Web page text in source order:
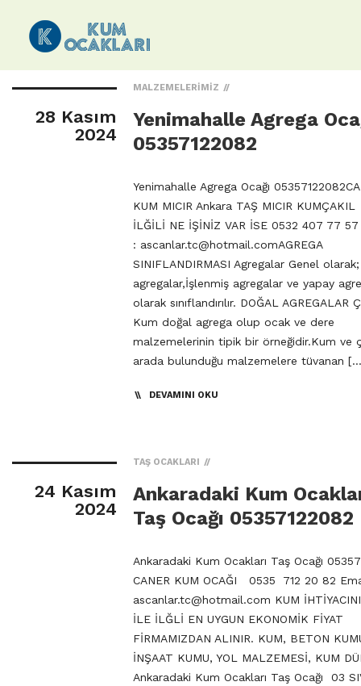
28 Kasım
2024
MALZEMELERIMIZ
Yenimahalle Agrega
05357122082
Yenimahalle Agrega Ocağı
KUM MICIR Ankara TAŞ MICIR
İLĞİLİ NE İŞİNİZ VAR İSE 0532 407 77
: ascanlar.tc@hotmail.comAGREGA
SINIFLANDIRMASI Agregalar Genel
agregalar,İşlenmiş agregalar ve yapay
olarak sınıflandırılır. DOĞAL AGREGALAR
Kum doğal agrega olup ocak ve dere
malzemelerinin tipik bir örneğidir.Kum ve
arada bulunduğu malzemelere tüvanan
DEVAMINI OKU
24 Kasım
2024
TAŞ OCAKLARI
Ankaradaki Kum
Taş Ocağı 05357122082
Ankaradaki Kum Ocakları Taş Ocağı
CANER KUM OCAĞI 0535 712 20 82
ascanlar.tc@hotmail.com KUM
İLE İLĞLİ EN UYGUN EKONOMİK FİYAT
FİRMAMIZDAN ALINIR. KUM, BETON
İNŞAAT KUMU, YOL MALZEMESİ, KUM
Ankaradaki Kum Ocakları Taş Ocağı 03